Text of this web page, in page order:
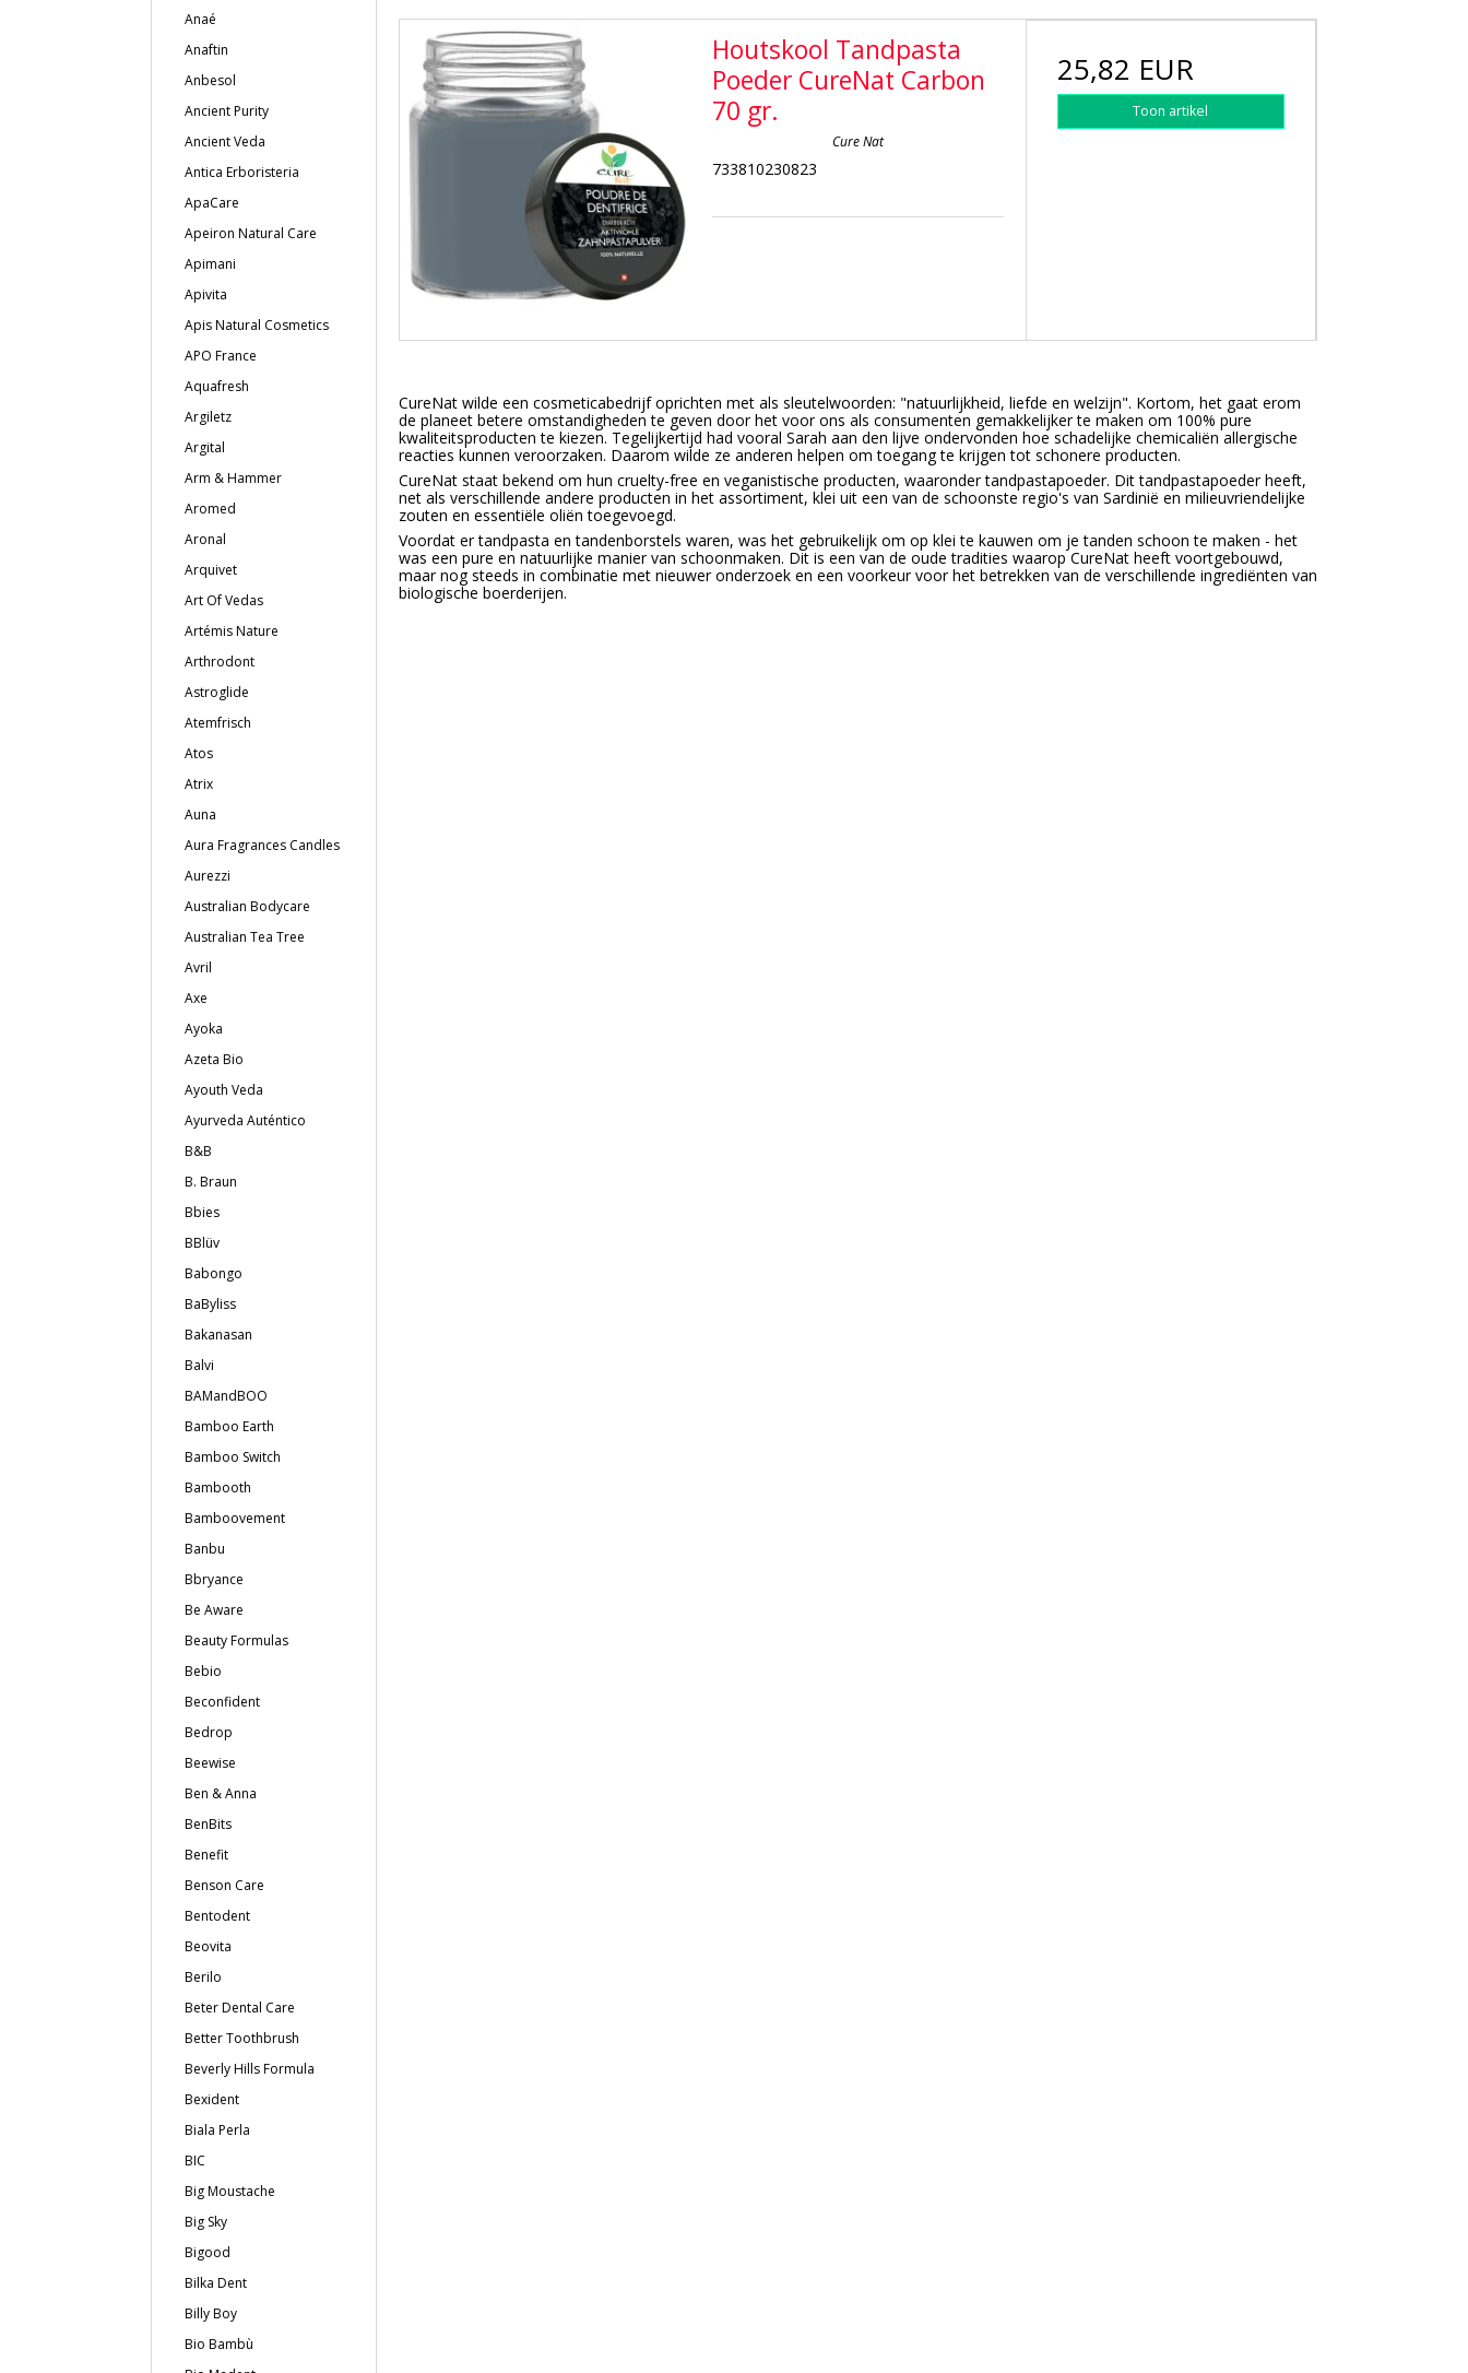
Anaé
Anaftin
Anbesol
Ancient Purity
Ancient Veda
Antica Erboristeria
ApaCare
Apeiron Natural Care
Apimani
Apivita
Apis Natural Cosmetics
APO France
Aquafresh
Argiletz
Argital
Arm & Hammer
Aromed
Aronal
Arquivet
Art Of Vedas
Artémis Nature
Arthrodont
Astroglide
Atemfrisch
Atos
Atrix
Auna
Aura Fragrances Candles
Aurezzi
Australian Bodycare
Australian Tea Tree
Avril
Axe
Ayoka
Azeta Bio
Ayouth Veda
Ayurveda Auténtico
B&B
B. Braun
Bbies
BBlüv
Babongo
BaByliss
Bakanasan
Balvi
BAMandBOO
Bamboo Earth
Bamboo Switch
Bambooth
Bamboovement
Banbu
Bbryance
Be Aware
Beauty Formulas
Bebio
Beconfident
Bedrop
Beewise
Ben & Anna
BenBits
Benefit
Benson Care
Bentodent
Beovita
Berilo
Beter Dental Care
Better Toothbrush
Beverly Hills Formula
Bexident
Biala Perla
BIC
Big Moustache
Big Sky
Bigood
Bilka Dent
Billy Boy
Bio Bambù
Houtskool Tandpasta
Poeder CureNat Carbon
70 gr.
Cure Nat
733810230823
25,82 EUR
Toon artikel
CureNat wilde een cosmeticabedrijf oprichten met als sleutelwoorden: "natuurlijkheid, liefde en welzijn". Kortom, het gaat erom
de planeet betere omstandigheden te geven door het voor ons als consumenten gemakkelijker te maken om 100% pure
kwaliteitsproducten te kiezen. Tegelijkertijd had vooral Sarah aan den lijve ondervonden hoe schadelijke chemicaliën allergische
reacties kunnen veroorzaken. Daarom wilde ze anderen helpen om toegang te krijgen tot schonere producten.
CureNat staat bekend om hun cruelty-free en veganistische producten, waaronder tandpastapoeder. Dit tandpastapoeder heeft,
net als verschillende andere producten in het assortiment, klei uit een van de schoonste regio's van Sardinië en milieuvriendelijke
zouten en essentiële oliën toegevoegd.
Voordat er tandpasta en tandenborstels waren, was het gebruikelijk om op klei te kauwen om je tanden schoon te maken - het
was een pure en natuurlijke manier van schoonmaken. Dit is een van de oude tradities waarop CureNat heeft voortgebouwd,
maar nog steeds in combinatie met nieuwer onderzoek en een voorkeur voor het betrekken van de verschillende ingrediënten van
biologische boerderijen.